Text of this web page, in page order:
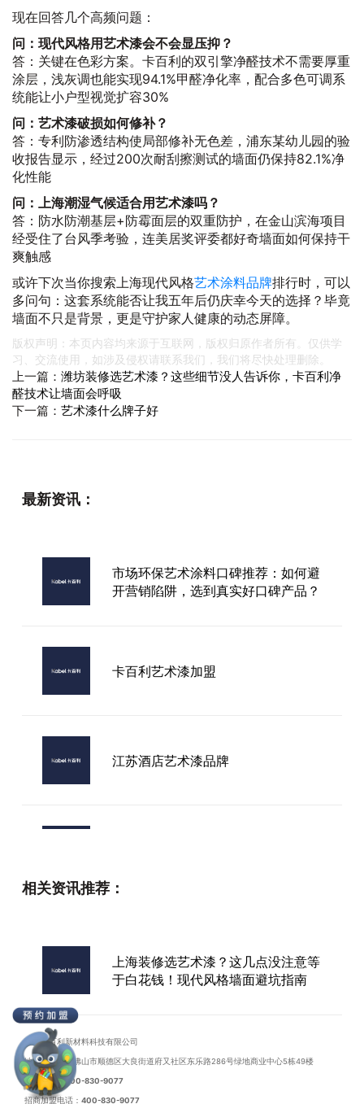
现在回答几个高频问题：
问：现代风格用艺术漆会不会显压抑？
答：关键在色彩方案。卡百利的双引擎净醛技术不需要厚重
涂层，浅灰调也能实现94.1%甲醛净化率，配合多色可调系
统能让小户型视觉扩容30%
问：艺术漆破损如何修补？
答：专利防渗透结构使局部修补无色差，浦东某幼儿园的验
收报告显示，经过200次耐刮擦测试的墙面仍保持82.1%净
化性能
问：上海潮湿气候适合用艺术漆吗？
答：防水防潮基层+防霉面层的双重防护，在金山滨海项目
经受住了台风季考验，连美居奖评委都好奇墙面如何保持干
爽触感
或许下次当你搜索上海现代风格艺术涂料品牌排行时，可以
多问句：这套系统能否让我五年后仍庆幸今天的选择？毕竟
墙面不只是背景，更是守护家人健康的动态屏障。
版权声明：本页内容均来源于互联网，版权归原作者所有。仅供学
习、交流使用，如涉及侵权请联系我们，我们将尽快处理删除。
上一篇： 潍坊装修选艺术漆？这些细节没人告诉你，卡百利净
醛技术让墙面会呼吸
下一篇： 艺术漆什么牌子好
最新资讯：
市场环保艺术涂料口碑推荐：如何避
开营销陷阱，选到真实好口碑产品？
卡百利艺术漆加盟
江苏酒店艺术漆品牌
相关资讯推荐：
上海装修选艺术漆？这几点没注意等
于白花钱！现代风格墙面避坑指南
广东卡百利新材料科技有限公司
地址：广东省佛山市顺德区大良街道府又社区东乐路286号绿地商业中心5栋49楼
联系电话：400-830-9077
招商加盟电话： 400-830-9077